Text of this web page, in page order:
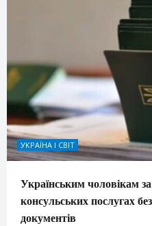
УКРАЇНА І СВІТ
Українським чоловікам
консульських послугах
документів